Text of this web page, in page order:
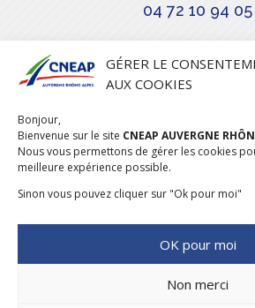
GÉRER LE
AUX COOKIES
Bonjour,
Bienvenue sur le site CNEAP AUVERGNE
Nous vous permettons de gérer les cookies
meilleure expérience possible.
Sinon vous pouvez cliquer sur "Ok pour moi"
OK pour moi
Non merci
04 72 10 94 05
